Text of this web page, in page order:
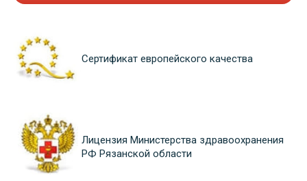
Сертификат европейского качества
Лицензия Министерства здравоохранения
РФ Рязанской области